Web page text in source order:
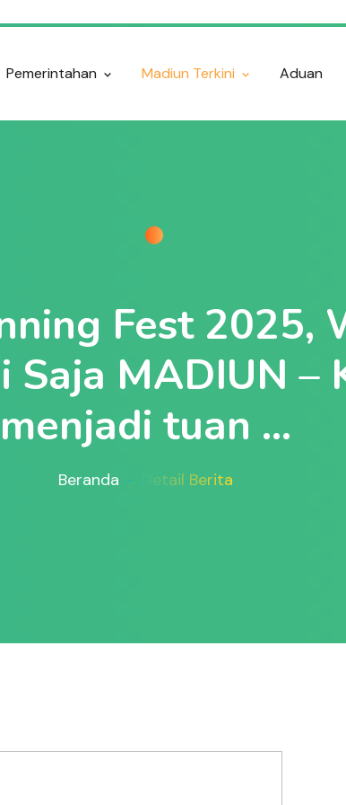
Pemerintahan Madiun Terkini Aduan
Fest 2025,
Saja MADIUN –
menjadi tuan ...
Beranda Detail Berita